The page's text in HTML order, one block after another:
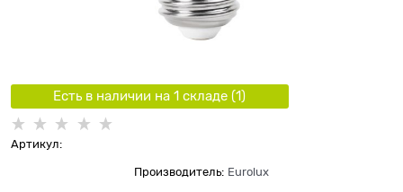
Есть в наличии на 1 складe (1)
Артикул:
Производитель: Eurolux